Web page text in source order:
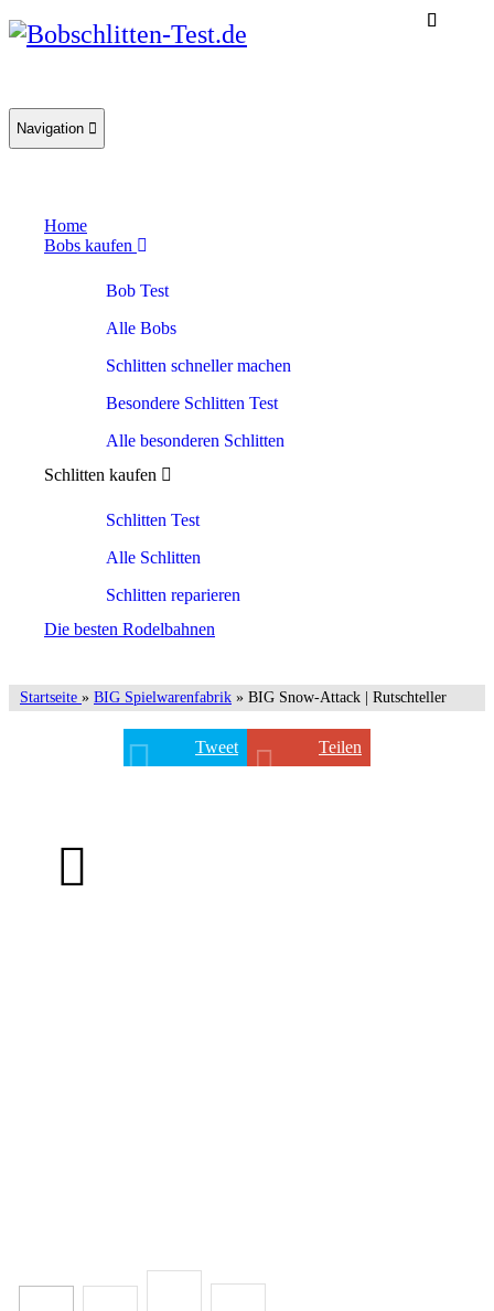
Toggle
navigation
Navigation
Home
Bobs kaufen
Bob Test
Alle Bobs
Schlitten schneller machen
Besondere Schlitten Test
Alle besonderen Schlitten
Schlitten kaufen
Schlitten Test
Alle Schlitten
Schlitten reparieren
Die besten Rodelbahnen
Startseite » BIG Spielwarenfabrik » BIG Snow-Attack | Rutschteller
Tweet Teilen